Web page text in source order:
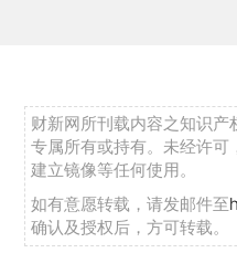
财新网所刊载内容之知识产
专属所有或持有。未经许可
建立镜像等任何使用。
如有意愿转载，请发邮件至
确认及授权后，方可转载。